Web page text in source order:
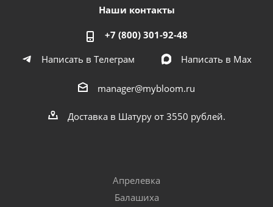
Наши контакты
+7 (800) 301-92-48
Написать в Телеграм
Написать в Мах
manager@mybloom.ru
Доставка в Шатуру от 3550 рублей.
Апрелевка
Балашиха